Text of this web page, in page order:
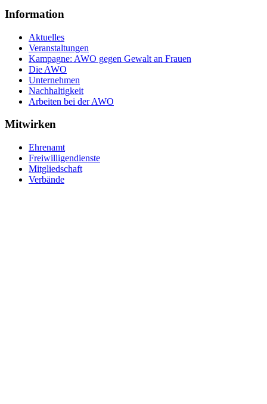
Information
Aktuelles
Veranstaltungen
Kampagne: AWO gegen Gewalt an Frauen
Die AWO
Unternehmen
Nachhaltigkeit
Arbeiten bei der AWO
Mitwirken
Ehrenamt
Freiwilligendienste
Mitgliedschaft
Verbände